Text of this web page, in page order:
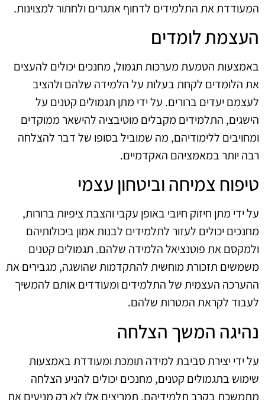
המעודדת את התלמידים לדחוף אתגרים ולחתור למצוינות.
העצמת לומדים
באמצעות הטמעת מערכות תגמול, מחנכים יכולים להעצים
את הלומדים לקחת בעלות על הלמידה שלהם ולהציב
לעצמם יעדים ברורים. על ידי מתן תגמולים קטנים על
הישגים, התלמידים מקבלים מוטיבציה להישאר ממוקדים
ומחויבים ללימודיהם, מה שמוביל בסופו של דבר להצלחה
רבה יותר במאמציהם האקדמיים.
טיפוח צמיחה וביטחון עצמי
על ידי מתן חיזוק חיובי באופן עקבי והצבת ציפיות ברורות,
מחנכים יכולים לעזור לתלמידים לבנות אמון ביכולותיהם
ולמקסם את פוטנציאל הלמידה שלהם. תגמולים קטנים
משמשים תזכורת מוחשית להתקדמות שהושגה, מגבירים את
ההערכה העצמית של התלמידים ומעודדים אותם להמשיך
לעבוד לקראת המטרות שלהם.
נהיגה המשך הצלחה
על ידי יצירת סביבת למידה תומכת ומעודדת באמצעות
שימוש בתגמולים קטנים, מחנכים יכולים להניע הצלחה
מתמשכת בקרב תלמידיהם. תמריצים אלו לא רק מניעים את